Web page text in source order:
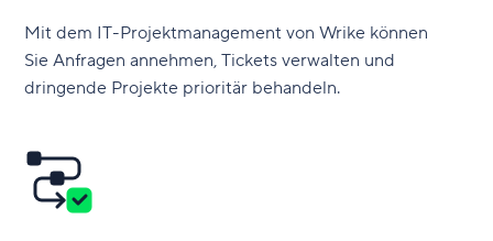
Mit dem IT-Projektmanagement von Wrike können
Sie Anfragen annehmen, Tickets verwalten und
dringende Projekte prioritär behandeln.